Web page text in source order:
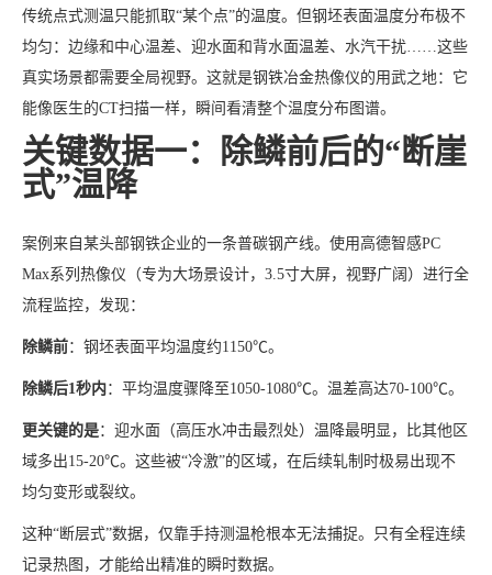
传统点式测温只能抓取“某个点”的温度。但钢坯表面温度分布极不
均匀：边缘和中心温差、迎水面和背水面温差、水汽干扰……这些
真实场景都需要全局视野。这就是钢铁冶金热像仪的用武之地：它
能像医生的CT扫描一样，瞬间看清整个温度分布图谱。
关键数据一：除鳞前后的“断崖
式”温降
案例来自某头部钢铁企业的一条普碳钢产线。使用高德智感PC
Max系列热像仪（专为大场景设计，3.5寸大屏，视野广阔）进行全
流程监控，发现：
除鳞前：钢坯表面平均温度约1150℃。
除鳞后1秒内：平均温度骤降至1050-1080℃。温差高达70-100℃。
更关键的是：迎水面（高压水冲击最烈处）温降最明显，比其他区
域多出15-20℃。这些被“冷激”的区域，在后续轧制时极易出现不
均匀变形或裂纹。
这种“断层式”数据，仅靠手持测温枪根本无法捕捉。只有全程连续
记录热图，才能给出精准的瞬时数据。